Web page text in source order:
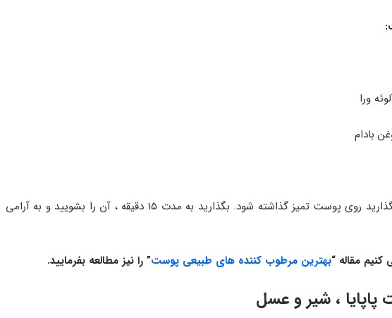
کاملا مخلوط کنید و بگذارید روی پوست تمیز گذاشته شود. بگذارید به مدت ۱۵ دقیقه ، آن را بشویید و به آرامی
مقاله “بهترین مرطوب کننده های طبیعی پوست” را نیز مطالعه بفرمایید.